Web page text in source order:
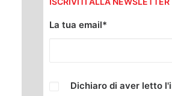
La tua email*
Dichiaro di aver letto